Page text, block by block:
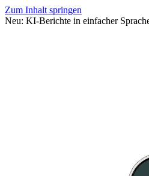
Zum Inhalt springen
Neu: KI-Berichte in einfacher